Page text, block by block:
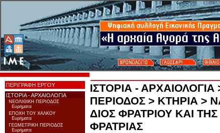
ΠΕΡΙΓΡΑΦΗ ΕΡΓΟΥ
ΙΣΤΟΡΙΑ - ΑΡΧΑΙΟΛΟΓΙΑ
ΝΕΟΛΙΘΙΚΗ ΠΕΡΙΟΔΟΣ
Ευρήματα
ΕΠΟΧΗ ΤΟΥ ΧΑΛΚΟΥ
Ευρήματα
ΓΕΩΜΕΤΡΙΚΗ ΠΕΡΙΟΔΟΣ
Ευρήματα
ΙΣΤΟΡΙΑ - ΑΡΧΑΙΟΛΟΓΙΑ
ΠΕΡΙΟΔΟΣ > ΚΤΗΡΙΑ >
ΔΙΟΣ ΦΡΑΤΡΙΟΥ ΚΑΙ
ΦΡΑΤΡΙΑΣ